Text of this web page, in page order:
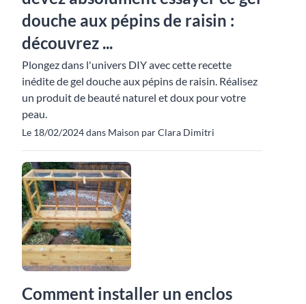
douche aux pépins de raisin :
découvrez ...
Plongez dans l'univers DIY avec cette recette
inédite de gel douche aux pépins de raisin. Réalisez
un produit de beauté naturel et doux pour votre
peau.
Le 18/02/2024 dans Maison par Clara Dimitri
Comment installer un enclos